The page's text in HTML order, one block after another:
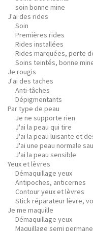
soin bonne mine
J'ai des rides
Soin
Premières rides
Rides installées
Rides marquées, perte
Soins teintés, bonne
Je rougis
J'ai des taches
Anti-tâches
Dépigmentants
Par type de peau
Je ne supporte rien
J'ai la peau qui tire
J'ai la peau luisante et
J'ai une peau normale
J'ai la peau sensible
Yeux et lèvres
Démaquillage yeux
Antipoches, anticernes
Contour yeux et lèvres
Stick réparateur lèvre,
Je me maquille
Démaquillage yeux
Maquillage semi